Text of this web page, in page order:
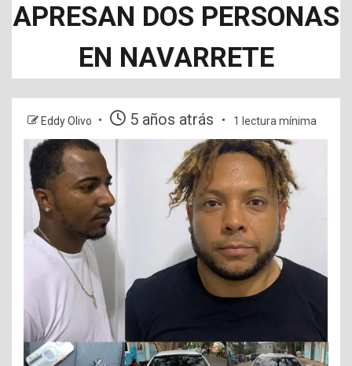
APRESAN DOS PERSONAS
EN NAVARRETE
Eddy Olivo 5 años atrás 1 lectura mínima